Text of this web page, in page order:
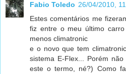
Fabio Toledo 26/04/2010,
Estes comentários me
fiz entre o meu último
menos climatronic
e o novo que tem
sistema E-Flex... Porém
este o termo, né?) Como